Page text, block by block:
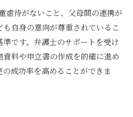
虐待がないこと、父母間の連携が
自身の意向が尊重されているこ
準です。弁護士のサポートを受け
料や申立書の作成を的確に進め
成功率を高めることができま